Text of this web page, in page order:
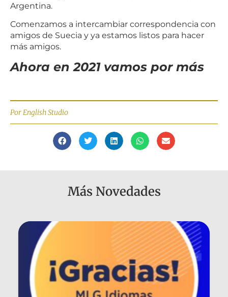
Argentina.
Comenzamos a intercambiar correspondencia con
amigos de Suecia y ya estamos listos para hacer
más amigos.
Ahora en 2021 vamos por más
Por English Studio
Más Novedades